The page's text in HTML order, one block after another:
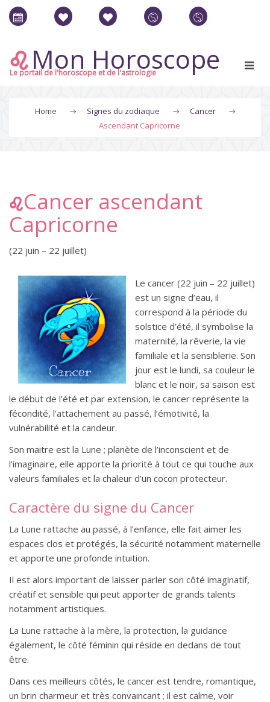
Mon Horoscope
Le portail de l'horoscope et de l'astrologie
Home Signes du zodiaque
Cancer
Ascendant Capricorne
Cancer ascendant
Capricorne
(22 juin – 22 juillet)
Le cancer (22 juin – 22 juillet)
est un signe d’eau, il
correspond à la période du
solstice d’été, il symbolise la
maternité, la rêverie, la vie
familiale et la sensiblerie. Son
jour est le lundi, sa couleur le
blanc et le noir, sa saison est
le début de l’été et par extension, le cancer représente la
fécondité, l’attachement au passé, l’émotivité, la
vulnérabilité et la candeur.
Son maitre est la Lune ; planète de l’inconscient et de
l’imaginaire, elle apporte la priorité à tout ce qui touche aux
valeurs familiales et la chaleur d’un cocon protecteur.
Caractère du signe du Cancer
La Lune rattache au passé, à l’enfance, elle fait aimer les
espaces clos et protégés, la sécurité notamment maternelle
et apporte une profonde intuition.
Il est alors important de laisser parler son côté imaginatif,
créatif et sensible qui peut apporter de grands talents
notamment artistiques.
La Lune rattache à la mère, la protection, la guidance
également, le côté féminin qui réside en dedans de tout
être.
Dans ces meilleurs côtés, le cancer est tendre, romantique,
un brin charmeur et très convaincant ; il est calme, voir